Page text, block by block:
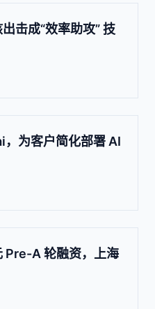
击成“效率助攻” 技
，为客户简化部署 AI
Pre-A 轮融资，上海